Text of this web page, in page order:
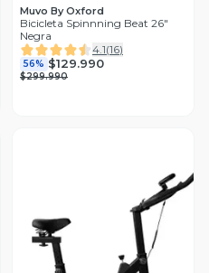
Muvo By Oxford
Bicicleta Spinnning Beat 26"
Negra
4.1(16)
56% $129.990
$299.990